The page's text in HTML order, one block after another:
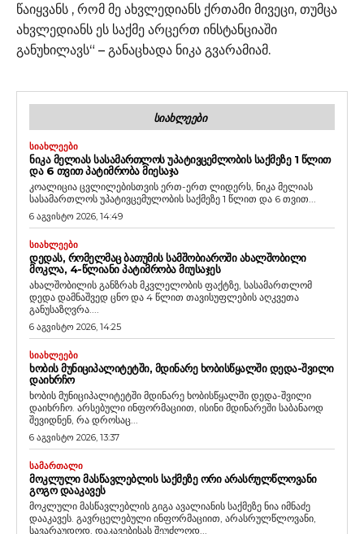
წაიყვანს , რომ მე ახვლედიანს ქრთამი მივეცი, თუმცა
ახვლედიანს ეს საქმე არცერთ ინსტანციაში
განუხილავს“ – განაცხადა ნიკა გვარამიამ.
ᲡᲘᲐᲮᲚᲔᲔᲑᲘ
ᲡᲘᲐᲮᲚᲔᲔᲑᲘ
ᲜᲘᲙᲐ ᲛᲔᲚᲘᲐᲡ ᲡᲐᲡᲐᲛᲐᲠᲗᲚᲝᲡ ᲣᲞᲐᲢᲘᲕᲪᲔᲛᲚᲝᲑᲘᲡ ᲡᲐᲥᲛᲔᲖᲔ 1 ᲬᲚᲘᲗ
ᲓᲐ 6 ᲗᲕᲘᲗ ᲞᲐᲢᲘᲛᲠᲝᲑᲐ ᲛᲘᲔᲡᲐᲯᲐ
კოალიცია ცვლილებისთვის ერთ-ერთ ლიდერს, ნიკა მელიას
სასამართლოს უპატივცემულობის საქმეზე 1 წლით და 6 თვით...
6 აგვისტო 2026, 14:49
ᲡᲘᲐᲮᲚᲔᲔᲑᲘ
ᲓᲔᲓᲐᲡ, ᲠᲝᲛᲔᲚᲛᲐᲪ ᲑᲐᲗᲣᲛᲘᲡ ᲡᲐᲛᲨᲝᲑᲘᲐᲠᲝᲨᲘ ᲐᲮᲐᲚᲨᲝᲑᲘᲚᲘ
ᲛᲝᲙᲚᲐ, 4-ᲬᲚᲘᲐᲜᲘ ᲞᲐᲢᲘᲛᲠᲝᲑᲐ ᲛᲘᲣᲡᲐᲯᲔᲡ
ახალშობილის განზრახ მკვლელობის ფაქტზე, სასამართლომ
დედა დამნაშვედ ცნო და 4 წლით თავისუფლების აღკვეთა
განუსაზღვრა....
6 აგვისტო 2026, 14:25
ᲡᲘᲐᲮᲚᲔᲔᲑᲘ
ᲮᲝᲑᲘᲡ ᲛᲣᲜᲘᲪᲘᲞᲐᲚᲘᲢᲔᲢᲨᲘ, ᲛᲓᲘᲜᲐᲠᲔ ᲮᲝᲑᲘᲡᲬᲧᲐᲚᲨᲘ ᲓᲔᲓᲐ-ᲨᲕᲘᲚᲘ
ᲓᲐᲘᲮᲠᲩᲝ
ხობის მუნიციპალიტეტში მდინარე ხობისწყალში დედა-შვილი
დაიხრჩო. არსებული ინფორმაციით, ისინი მდინარეში საბანაოდ
შევიდნენ, რა დროსაც...
6 აგვისტო 2026, 13:37
ᲡᲐᲛᲐᲠᲗᲐᲚᲘ
ᲛᲝᲙᲚᲣᲚᲘ ᲛᲐᲡᲬᲐᲕᲚᲔᲑᲚᲘᲡ ᲡᲐᲥᲛᲔᲖᲔ ᲝᲠᲘ ᲐᲠᲐᲡᲠᲣᲚᲬᲚᲝᲕᲐᲜᲘ
ᲒᲝᲒᲝ ᲓᲐᲐᲙᲐᲕᲔᲡ
მოკლული მასწავლებლის გიგა ავალიანის საქმეზე ნია იმნაძე
დააკავეს. გავრცელებული ინფორმაციით, არასრულწლოვანი,
სავარაუდოდ, დაკავებისას შეუძლოდ...